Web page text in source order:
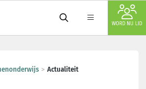
WORD NU LID
Actualiteit